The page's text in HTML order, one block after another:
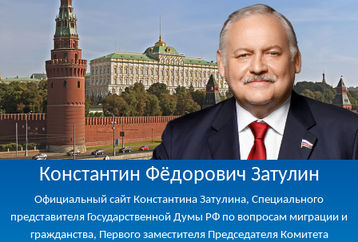
Константин Фёдорович Затулин
Официальный сайт Константина Затулина, Специального
представителя Государственной Думы РФ по вопросам миграции и
гражданства, Первого заместителя Председателя Комитета